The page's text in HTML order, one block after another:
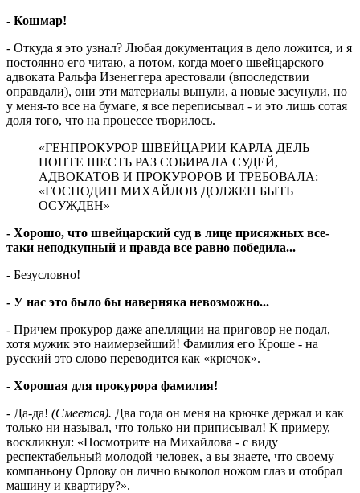
- Кошмар!
- Откуда я это узнал? Любая документация в дело ложится, и я
постоянно его читаю, а потом, когда моего швейцарского
адвоката Ральфа Изенеггера арестовали (впоследствии
оправдали), они эти материалы вынули, а новые засунули, но
у меня-то все на бумаге, я все переписывал - и это лишь сотая
доля того, что на процессе творилось.
«ГЕНПРОКУРОР ШВЕЙЦАРИИ КАРЛА ДЕЛЬ
ПОНТЕ ШЕСТЬ РАЗ СОБИРАЛА СУДЕЙ,
АДВОКАТОВ И ПРОКУРОРОВ И ТРЕБОВАЛА:
«ГОСПОДИН МИХАЙЛОВ ДОЛЖЕН БЫТЬ
ОСУЖДЕН»
- Хорошо, что швейцарский суд в ли­це присяжных все-
таки неподкупный и правда все равно победила...
- Безусловно!
- У нас это было бы наверняка не­воз­можно...
- Причем прокурор даже апелляции на приговор не подал,
хотя мужик это наимерзейший! Фамилия его Кроше - на
русский это слово переводится как «крючок».
- Хорошая для прокурора фамилия!
- Да-да! (Смеется). Два года он меня на крючке держал и как
только ни называл, что только ни приписывал! К примеру,
воскликнул: «Посмотрите на Михайлова - с виду
респектабельный молодой человек, а вы знаете, что своему
компаньону Орлову он лично выколол ножом глаз и отобрал
машину и квартиру?».